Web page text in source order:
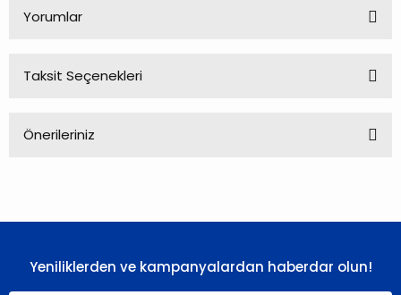
Yorumlar
Taksit Seçenekleri
Önerileriniz
Ürün resmi kalitesiz, bozuk veya görüntülenemiyor.
Yeniliklerden ve kampanyalardan haberdar olun!